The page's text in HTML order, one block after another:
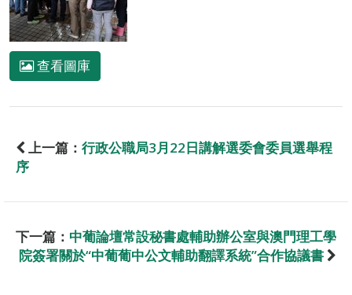
查看圖庫
上一篇： 行政公職局3月22日講解選委會委員選舉程
序
下一篇： 中葡論壇常設秘書處輔助辦公室與澳門理工學
院簽署關於“中葡葡中公文輔助翻譯系統”合作協議書